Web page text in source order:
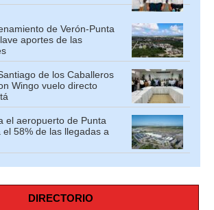
de Verón-Punta
aportes de las
de los Caballeros
Wingo vuelo directo
el aeropuerto de Punta
el 58% de las llegadas a
DIRECTORIO